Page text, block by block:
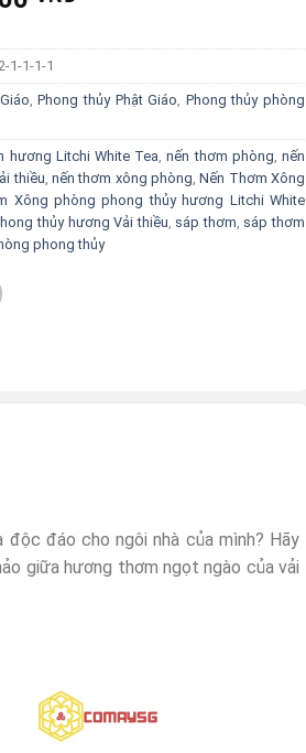
VNĐ.
is:
25.000 VNĐ.
1-1-1-1
,Phong thủy Phật Giáo, Phong thủy phòng
hương Litchi White Tea,nến thơm phòng,nến
thiều, nến thơm xông phòng,Nến Thơm Xông
Xông phòng phong thủy hương Litchi White
thủy hương Vải thiều, sáp thơm, sáp thơm
phong thủy
đáo cho ngôi nhà của mình? Hãy
giữa hương thơm ngọt ngào của vải